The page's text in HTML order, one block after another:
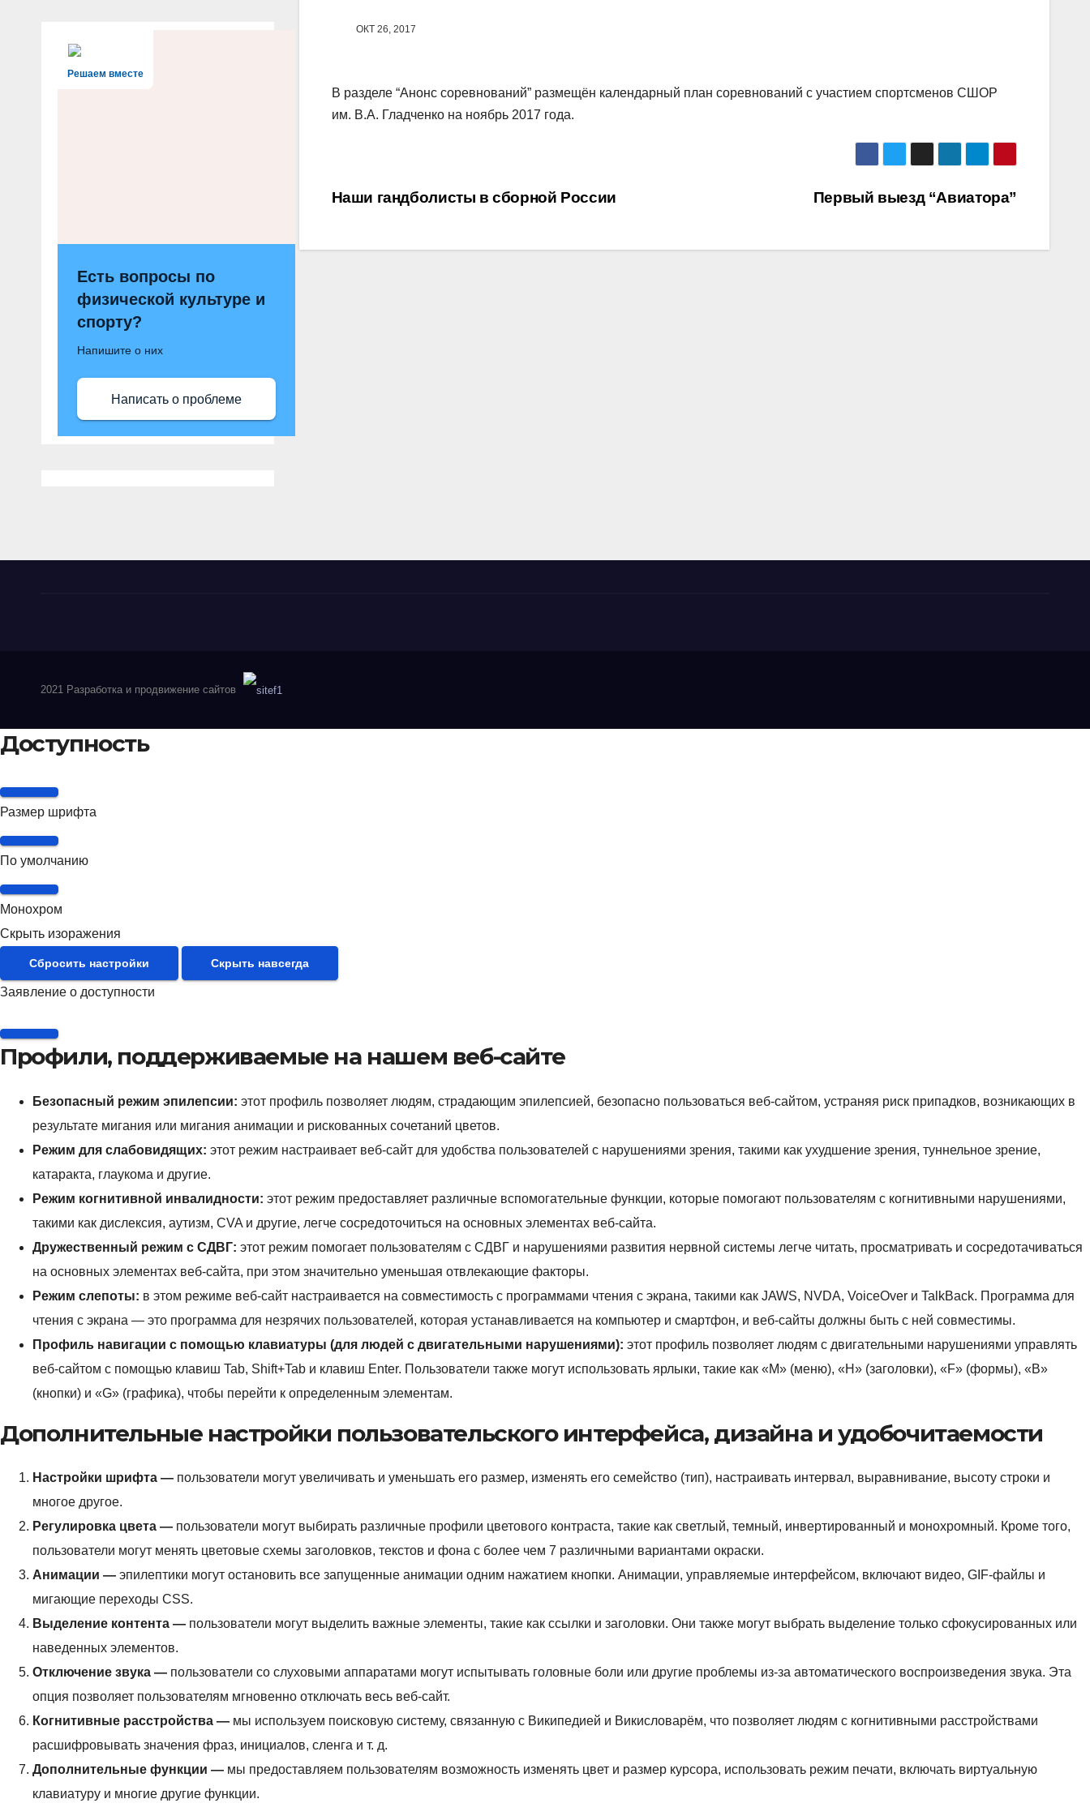
Решаем вместе
Есть вопросы по
физической культуре и
спорту?
Напишите о них
Написать о проблеме
ОКТ 26, 2017
В разделе “Анонс соревнований” размещён календарный план соревнований с участием спортсменов СШОР
им. В.А. Гладченко на ноябрь 2017 года.
Навигация
Первый выезд “Авиатора”
Наши гандболисты в сборной России
2021 Разработка и продвижение сайтов
Доступность
Размер шрифта
По умолчанию
Монохром
Скрыть изоражения
Сбросить настройки Скрыть навсегда
Заявление о доступности
Профили, поддерживаемые на нашем веб-сайте
Безопасный режим эпилепсии: этот профиль позволяет людям, страдающим эпилепсией, безопасно пользоваться веб-сайтом, устраняя риск припадков, возникающих в
результате мигания или мигания анимации и рискованных сочетаний цветов.
Режим для слабовидящих: этот режим настраивает веб-сайт для удобства пользователей с нарушениями зрения, такими как ухудшение зрения, туннельное зрение,
катаракта, глаукома и другие.
Режим когнитивной инвалидности: этот режим предоставляет различные вспомогательные функции, которые помогают пользователям с когнитивными нарушениями,
такими как дислексия, аутизм, CVA и другие, легче сосредоточиться на основных элементах веб-сайта.
Дружественный режим с СДВГ: этот режим помогает пользователям с СДВГ и нарушениями развития нервной системы легче читать, просматривать и сосредотачиваться
на основных элементах веб-сайта, при этом значительно уменьшая отвлекающие факторы.
Режим слепоты: в этом режиме веб-сайт настраивается на совместимость с программами чтения с экрана, такими как JAWS, NVDA, VoiceOver и TalkBack. Программа для
чтения с экрана — это программа для незрячих пользователей, которая устанавливается на компьютер и смартфон, и веб-сайты должны быть с ней совместимы.
Профиль навигации с помощью клавиатуры (для людей с двигательными нарушениями): этот профиль позволяет людям с двигательными нарушениями управлять
веб-сайтом с помощью клавиш Tab, Shift+Tab и клавиш Enter. Пользователи также могут использовать ярлыки, такие как «M» (меню), «H» (заголовки), «F» (формы), «B»
(кнопки) и «G» (графика), чтобы перейти к определенным элементам.
Дополнительные настройки пользовательского интерфейса, дизайна и удобочитаемости
Настройки шрифта — пользователи могут увеличивать и уменьшать его размер, изменять его семейство (тип), настраивать интервал, выравнивание, высоту строки и
многое другое.
Регулировка цвета — пользователи могут выбирать различные профили цветового контраста, такие как светлый, темный, инвертированный и монохромный. Кроме того,
пользователи могут менять цветовые схемы заголовков, текстов и фона с более чем 7 различными вариантами окраски.
Анимации — эпилептики могут остановить все запущенные анимации одним нажатием кнопки. Анимации, управляемые интерфейсом, включают видео, GIF-файлы и
мигающие переходы CSS.
Выделение контента — пользователи могут выделить важные элементы, такие как ссылки и заголовки. Они также могут выбрать выделение только сфокусированных или
наведенных элементов.
Отключение звука — пользователи со слуховыми аппаратами могут испытывать головные боли или другие проблемы из-за автоматического воспроизведения звука. Эта
опция позволяет пользователям мгновенно отключать весь веб-сайт.
Когнитивные расстройства — мы используем поисковую систему, связанную с Википедией и Викисловарём, что позволяет людям с когнитивными расстройствами
расшифровывать значения фраз, инициалов, сленга и т. д.
Дополнительные функции — мы предоставляем пользователям возможность изменять цвет и размер курсора, использовать режим печати, включать виртуальную
клавиатуру и многие другие функции.